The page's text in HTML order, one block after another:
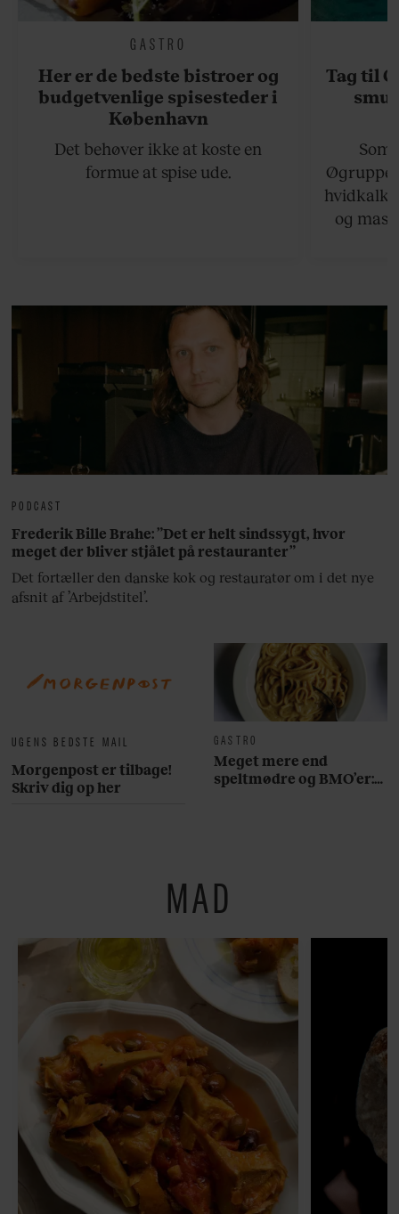
GASTRO
Her er de bedste bistroer og
budgetvenlige spisesteder i
København
Det behøver ikke at koste en
formue at spise ude.
Tag til
og
UGENS BEDSTE MAIL
Morgenpost er tilbage!
Skriv dig op her
GASTRO
Meget mere end
speltmødre og BMO’er:
PODCAST
Frederik Bille Brahe: ”Det er helt sindssygt, hvor
meget der bliver stjålet på restauranter”
Det fortæller den danske kok og restauratør om i det nye
afsnit af ’Arbejdstitel’.
MAD